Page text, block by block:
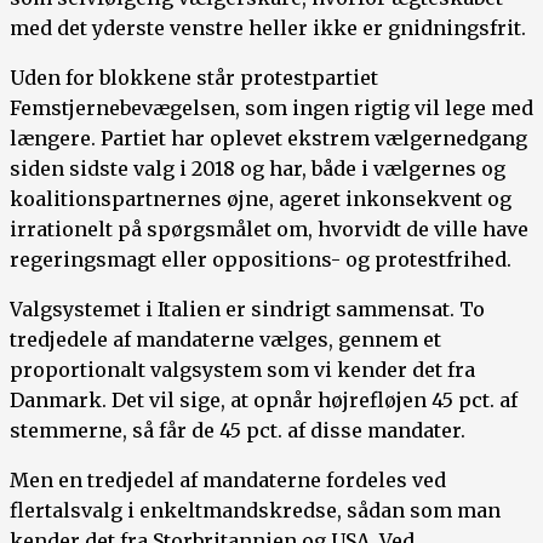
med det yderste venstre heller ikke er gnidningsfrit.
Uden for blokkene står protestpartiet
Femstjernebevægelsen, som ingen rigtig vil lege med
længere. Partiet har oplevet ekstrem vælgernedgang
siden sidste valg i 2018 og har, både i vælgernes og
koalitionspartnernes øjne, ageret inkonsekvent og
irrationelt på spørgsmålet om, hvorvidt de ville have
regeringsmagt eller oppositions- og protestfrihed.
Valgsystemet i Italien er sindrigt sammensat. To
tredjedele af mandaterne vælges, gennem et
proportionalt valgsystem som vi kender det fra
Danmark. Det vil sige, at opnår højrefløjen 45 pct. af
stemmerne, så får de 45 pct. af disse mandater.
Men en tredjedel af mandaterne fordeles ved
flertalsvalg i enkeltmandskredse, sådan som man